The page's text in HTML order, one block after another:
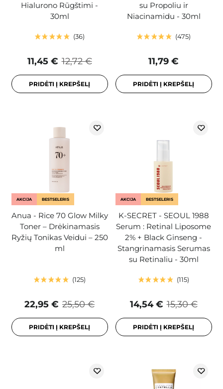
Hialurono Rūgštimi -
30ml
36
12,72 €
11,45 €
PRIDĖTI Į KREPŠELĮ
su Propoliu ir
Niacinamidu - 30ml
475
11,79 €
PRIDĖTI Į KREPŠELĮ
AKCIJA BESTSELERIS
Anua - Rice 70 Glow Milky
Toner – Drėkinamasis
Ryžių Tonikas Veidui – 250
ml
125
25,50 €
22,95 €
PRIDĖTI Į KREPŠELĮ
AKCIJA BESTSELERIS
K-SECRET - SEOUL 1988
Serum : Retinal Liposome
2% + Black Ginseng -
Stangrinamasis Serumas
su Retinaliu - 30ml
115
15,30 €
14,54 €
PRIDĖTI Į KREPŠELĮ